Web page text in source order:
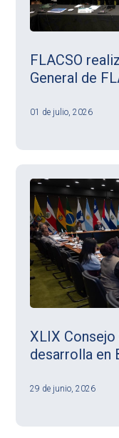
FLACSO
General de
01 de julio, 2026
XLIX Consejo
desarrolla en
29 de junio, 2026